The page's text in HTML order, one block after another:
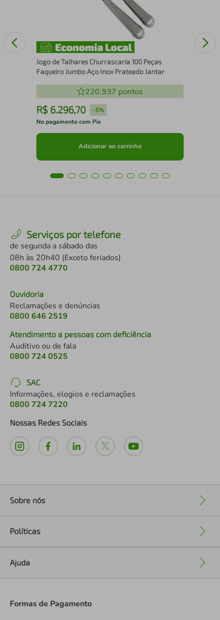
Jogo de Talhares Churrascaria 100 Peças
Faqueiro Jumbo Aço Inox Prateado Jantar
220.937 pontos
R$ 6.296,70 -5%
No pagamento com Pix
Adicionar ao carrinho
Serviços por telefone
de segunda a sábado das
08h às 20h40 (Exceto feriados)
0800 724 4770
Ouvidoria
Reclamações e denúncias
0800 646 2519
Atendimento a pessoas com deficiência
Auditivo ou de fala
0800 724 0525
SAC
Informações, elogios e reclamações
0800 724 7220
Nossas Redes Sociais
Sobre nós
Políticas
Ajuda
Formas de Pagamento